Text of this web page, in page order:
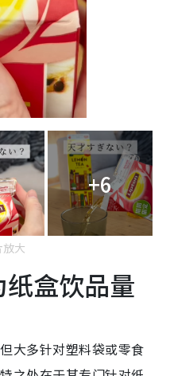
+6
大
盒饮品量
大多针对塑料袋或零食